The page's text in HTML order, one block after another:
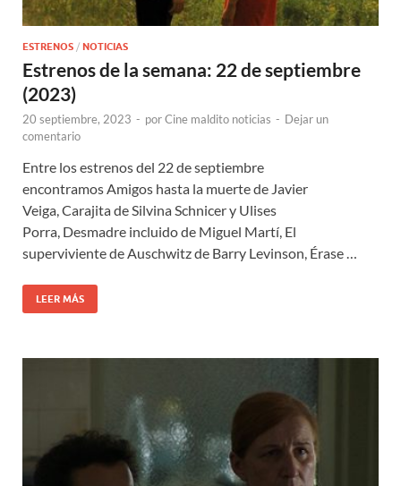
ESTRENOS / NOTICIAS
Estrenos de la semana: 22 de septiembre
(2023)
20 septiembre, 2023 - porCine maldito noticias - Dejar un
comentario
Entre los estrenos del 22 de septiembre
encontramos Amigos hasta la muerte de Javier
Veiga, Carajita de Silvina Schnicer y Ulises
Porra, Desmadre incluido de Miguel Martí, El
superviviente de Auschwitz de Barry Levinson, Érase …
LEER MÁS